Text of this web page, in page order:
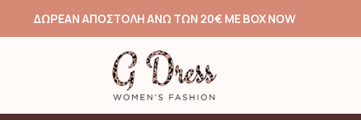
ΔΩΡΕΑΝ ΑΠΟΣΤΟΛΗ ΑΝΩ ΤΩΝ 20€ ΜΕ BOX NOW